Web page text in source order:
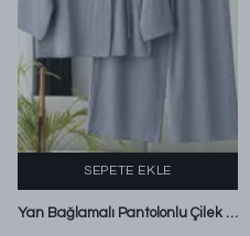
SEPETE EKLE
Yan Bağlamalı Pantolonlu Çilek Takım Koyu Gri